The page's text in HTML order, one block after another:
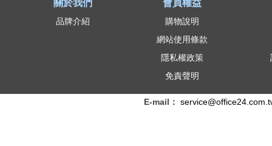
關於我們
品牌介紹
會員權益
購物說明
網站使用條款
隱私權政策
免責聲明
E-mail：